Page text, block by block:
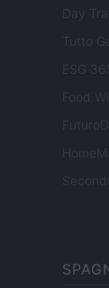
Day
Tutto
ESG
Food